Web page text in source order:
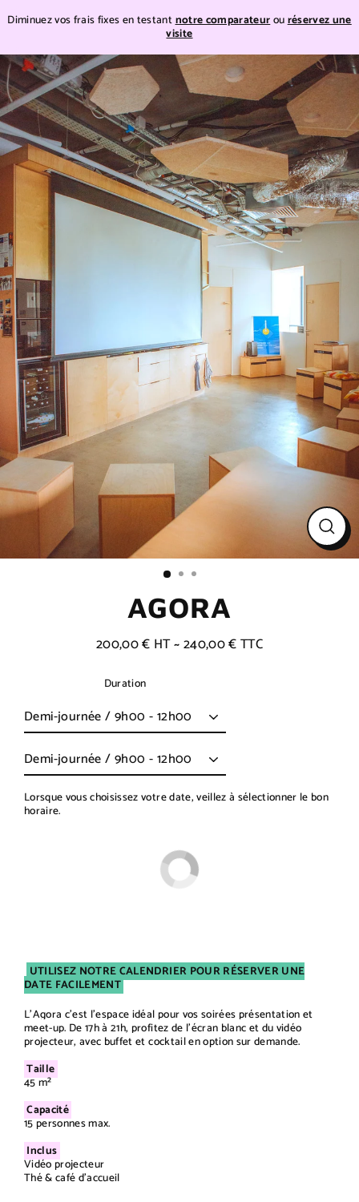
Diminuez vos frais fixes en testantnotre comparateurouréservez une
visite
Passer
au
contenu
(Esc)
AGORA
Prix
200,00 € HT ~ 240,00 € TTC
Duration
Title
Lorsque vous choisissez votre date, veillez à sélectionner le bon
horaire.
UTILISEZ NOTRE CALENDRIER POUR RÉSERVER UNE
DATE FACILEMENT
L'Agora c'est l'espace idéal pour vos soirées présentation et
meet-up. De 17h à 21h, profitez de l'écran blanc et du vidéo
projecteur, avec buffet et cocktail en option sur demande.
Taille
45 m²
Capacité
15 personnes max.
Inclus
Vidéo projecteur
Thé & café d'accueil